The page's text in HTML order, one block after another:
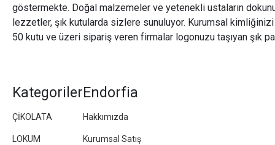
göstermekte. Doğal malzemeler ve yetenekli ustaların
lezzetler, şık kutularda sizlere sunuluyor. Kurumsal
50 kutu ve üzeri sipariş veren firmalar logonuzu taşıyan şık
Kategoriler
ÇİKOLATA
LOKUM
Endorfia
Hakkımızda
Kurumsal Satış